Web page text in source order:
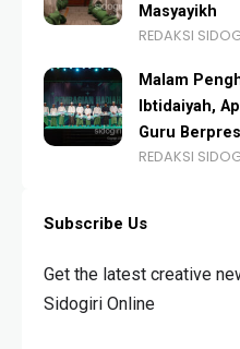
Masyayikh
REDAKSI
Malam
Ibtidaiyah,
Guru
REDAKSI
Subscribe Us
Get the latest creative
Sidogiri Online